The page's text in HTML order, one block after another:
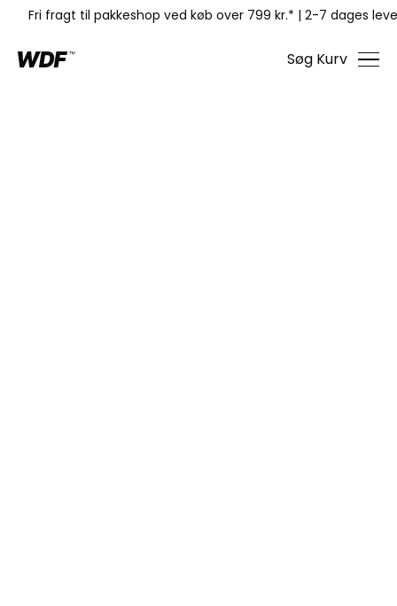
Fri fragt til pakkeshop ved køb over 799 kr.* | 2-7 dages
Søg Kurv